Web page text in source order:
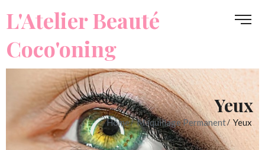
L'Atelier Beauté
Coco'oning
L'Atelier Beauté
Coco'oning
Yeux
Home Maquillage Permanent Yeux